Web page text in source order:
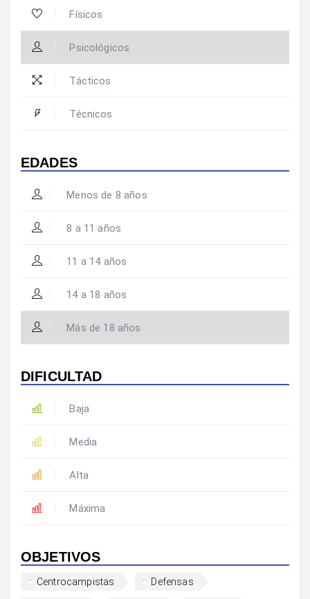
Físicos
Psicológicos
Tácticos
Técnicos
EDADES
Menos de 8 años
8 a 11 años
11 a 14 años
14 a 18 años
Más de 18 años
DIFICULTAD
Baja
Media
Alta
Máxima
OBJETIVOS
Centrocampistas Defensas